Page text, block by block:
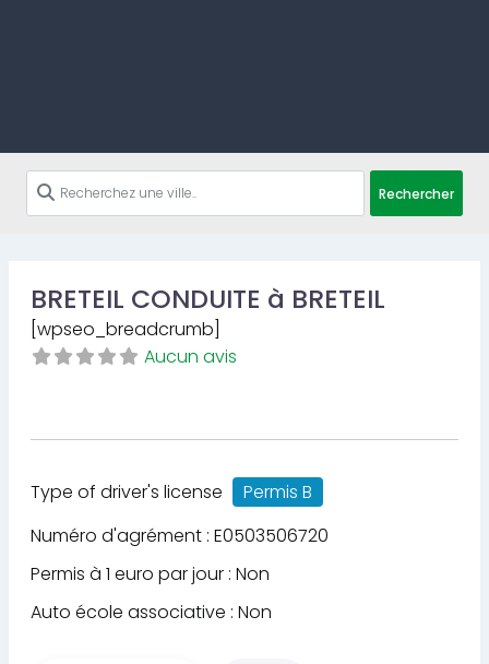
Rechercher
BRETEIL CONDUITE à BRETEIL
[wpseo_breadcrumb]
Aucun avis
Type of driver's license
Permis B
Numéro d'agrément : E0503506720
Permis à 1 euro par jour : Non
Auto école associative : Non